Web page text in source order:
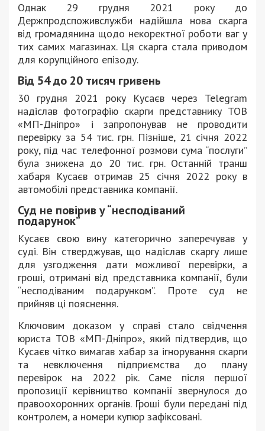
Однак 29 грудня 2021 року до
Держпродспоживслужби надійшла нова скарга
від громадянина щодо некоректної роботи ваг у
тих самих магазинах. Ця скарга стала приводом
для корупційного епізоду.
Від 54 до 20 тисяч гривень
30 грудня 2021 року Кусаєв через Telegram
надіслав фотографію скарги представнику ТОВ
«МП-Дніпро» і запропонував не проводити
перевірку за 54 тис. грн. Пізніше, 21 січня 2022
року, під час телефонної розмови сума “послуги”
була знижена до 20 тис. грн. Останній транш
хабаря Кусаєв отримав 25 січня 2022 року в
автомобілі представника компанії.
Суд не повірив у “несподіваний
подарунок”
Кусаєв свою вину категорично заперечував у
суді. Він стверджував, що надіслав скаргу лише
для узгодження дати можливої перевірки, а
гроші, отримані від представника компанії, були
“несподіваним подарунком”. Проте суд не
прийняв ці пояснення.
Ключовим доказом у справі стало свідчення
юриста ТОВ «МП-Дніпро», який підтвердив, що
Кусаєв чітко вимагав хабар за ігнорування скарги
та невключення підприємства до плану
перевірок на 2022 рік. Саме після першої
пропозиції керівництво компанії звернулося до
правоохоронних органів.Гроші були передані під
контролем,а номери купюр зафіксовані.